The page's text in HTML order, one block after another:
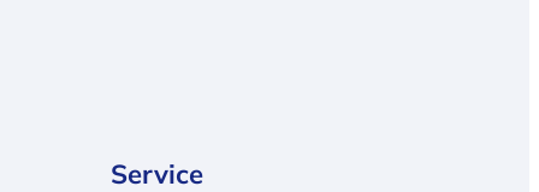
Service